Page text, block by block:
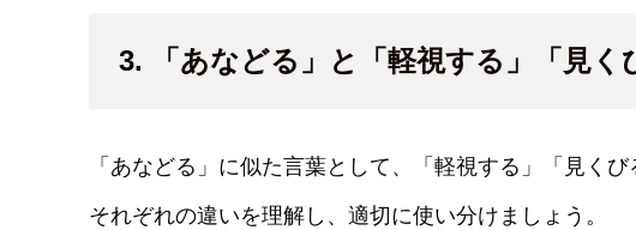
3. 「あなどる」と「軽視する」「見く
「あなどる」に似た言葉として、「軽視する」「見くび
それぞれの違いを理解し、適切に使い分けましょう。